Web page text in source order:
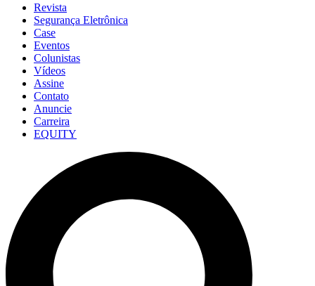
Revista
Segurança Eletrônica
Case
Eventos
Colunistas
Vídeos
Assine
Contato
Anuncie
Carreira
EQUITY